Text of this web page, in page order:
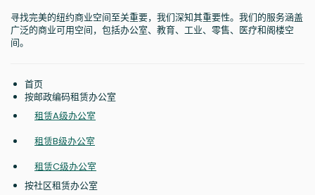
寻找完美的纽约商业空间至关重要，我们深知其重要性。我们的服务涵盖
广泛的商业可用空间，包括办公室、教育、工业、零售、医疗和阁楼空
间。
首页
按邮政编码租赁办公室
租赁A级办公室
租赁B级办公室
租赁C级办公室
按社区租赁办公室